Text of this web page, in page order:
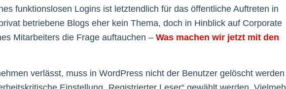
funktionslosen Logins ist letztendlich für das öffentliche Auftreten in
betriebene Blogs eher kein Thema, doch in Hinblick auf Corporate
Mitarbeiters die Frage auftauchen – Was machen wir jetzt mit den
verlässt, muss in WordPress nicht der Benutzer gelöscht werden